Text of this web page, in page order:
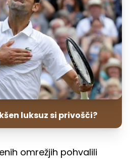
luksuz si privošči?
omrežjih pohvalili